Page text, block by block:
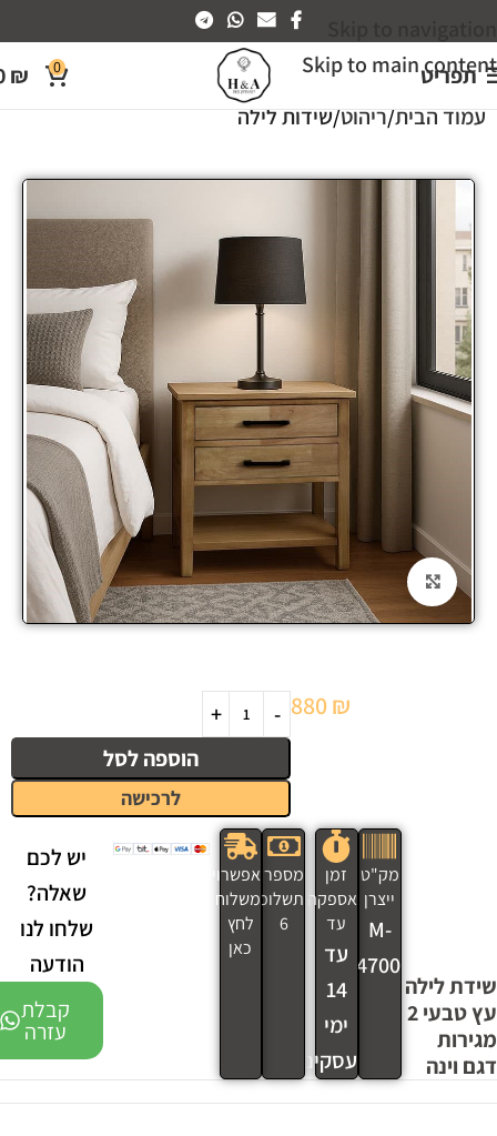
Skip to main content
תפריט 0
₪
עמוד הבית ריהוט שידות לילה
Click to enlarge
880₪
הוספה לסל
לרכישה
שידת לילה
עץ טבעי 2
מגירות
דגם וינה
מק"ט
ייצרן
M-
124700
זמן
אספקה
עד
עד
14
ימי
עסקים
מספר
תשלומים
6
אפשרויות
משלוח
לחץ
כאן
יש לכם
שאלה?
שלחו לנו
הודעה
קבלת
עזרה